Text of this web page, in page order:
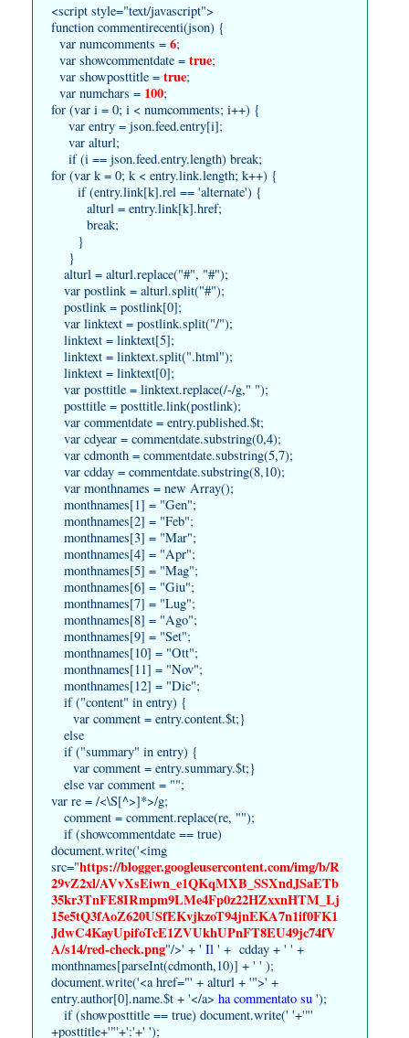
<script style="text/javascript">
function commentirecenti(json) {
var numcomments = 6;
var showcommentdate = true;
var showposttitle = true;
var numchars = 100;
for (var i = 0; i < numcomments; i++) {
var entry = json.feed.entry[i];
var alturl;
if (i == json.feed.entry.length) break;
for (var k = 0; k < entry.link.length; k++) {
if (entry.link[k].rel == 'alternate') {
alturl = entry.link[k].href;
break;
}
}
alturl = alturl.replace("#", "#");
var postlink = alturl.split("#");
postlink = postlink[0];
var linktext = postlink.split("/");
linktext = linktext[5];
linktext = linktext.split(".html");
linktext = linktext[0];
var posttitle = linktext.replace(/-/g," ");
posttitle = posttitle.link(postlink);
var commentdate = entry.published.$t;
var cdyear = commentdate.substring(0,4);
var cdmonth = commentdate.substring(5,7);
var cdday = commentdate.substring(8,10);
var monthnames = new Array();
monthnames[1] = "Gen";
monthnames[2] = "Feb";
monthnames[3] = "Mar";
monthnames[4] = "Apr";
monthnames[5] = "Mag";
monthnames[6] = "Giu";
monthnames[7] = "Lug";
monthnames[8] = "Ago";
monthnames[9] = "Set";
monthnames[10] = "Ott";
monthnames[11] = "Nov";
monthnames[12] = "Dic";
if ("content" in entry) {
var comment = entry.content.$t;}
else
if ("summary" in entry) {
var comment = entry.summary.$t;}
else var comment = "";
var re = /<\S[^>]*>/g;
comment = comment.replace(re, "");
if (showcommentdate == true)
document.write('<img
src="https://blogger.googleusercontent.com/img/b/R
29vZ2xl/AVvXsEiwn_e1QKqMXB_SSXndJSaETb
35kr3TnFE8IRmpm9LMe4Fp0z22HZxxnHTM_Lj
15e5tQ3fAoZ620USfEKvjkzoT94jnEKA7n1if0FK1
JdwC4KayUpifoTcE1ZVUkhUPnFT8EU49jc74fV
A/s14/red-check.png"/>' + ' Il ' + cdday + ' ' +
monthnames[parseInt(cdmonth,10)] + ' ' );
document.write('<a href="' + alturl + '">' +
entry.author[0].name.$t + '</a> ha commentato su ');
if (showposttitle == true) document.write(' '+'"'
+posttitle+'"'+':'+' ');